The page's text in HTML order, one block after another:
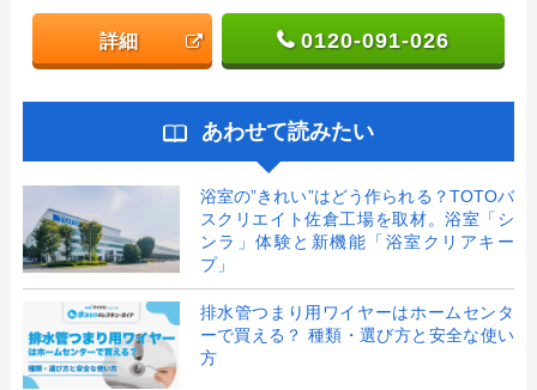
詳細 0120-091-026
あわせて読みたい
浴室の”きれい”はどう作られる？TOTOバ
スクリエイト佐倉工場を取材。浴室「シ
ンラ」体験と新機能「浴室クリアキー
プ」
排水管つまり用ワイヤーはホームセンタ
ーで買える？ 種類・選び方と安全な使い
方